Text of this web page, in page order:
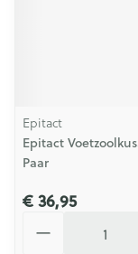
Epitact
Epitact
Paar
€ 36,95